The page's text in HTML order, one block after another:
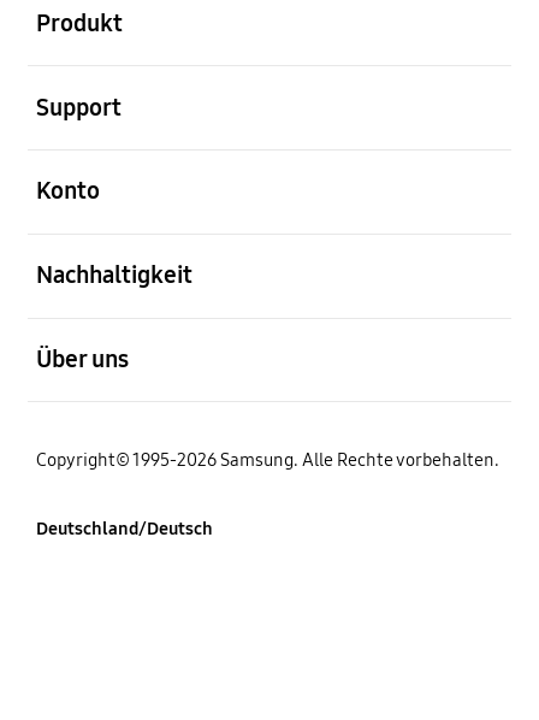
Produkt
Support
Konto
Nachhaltigkeit
Über uns
Copyright© 1995-2026 Samsung. Alle Rechte vorbehalten.
Deutschland/Deutsch